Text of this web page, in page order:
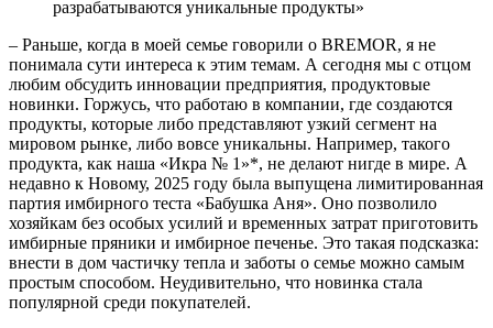
разрабатываются уникальные продукты»
– Раньше, когда в моей семье говорили о BREMOR, я не
понимала сути интереса к этим темам. А сегодня мы с отцом
любим обсудить инновации предприятия, продуктовые
новинки. Горжусь, что работаю в компании, где создаются
продукты, которые либо представляют узкий сегмент на
мировом рынке, либо вовсе уникальны. Например, такого
продукта, как наша «Икра № 1»*, не делают нигде в мире. А
недавно к Новому, 2025 году была выпущена лимитированная
партия имбирного теста «Бабушка Аня». Оно позволило
хозяйкам без особых усилий и временных затрат приготовить
имбирные пряники и имбирное печенье. Это такая подсказка:
внести в дом частичку тепла и заботы о семье можно самым
простым способом. Неудивительно, что новинка стала
популярной среди покупателей.